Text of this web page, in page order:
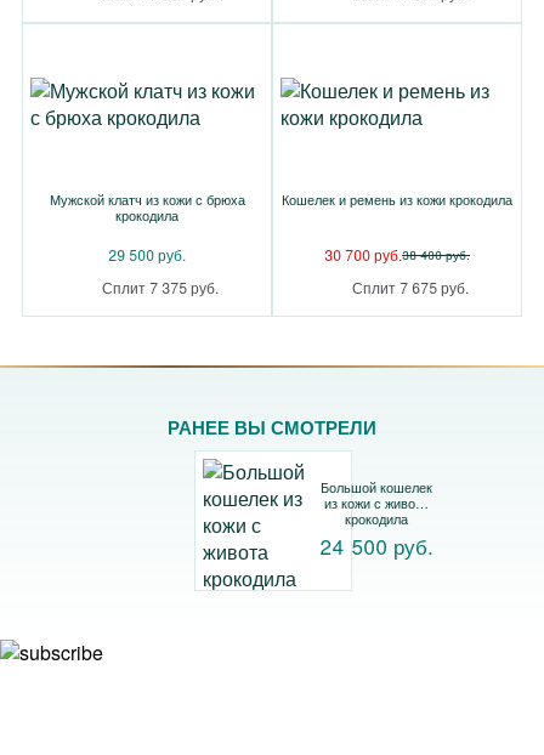
Мужской клатч из кожи с брюха
крокодила
29 500 руб.
Сплит 7 375 руб.
Кошелек и ремень из кожи крокодила
30 700 руб.38 400 руб.
Сплит 7 675 руб.
РАНЕЕ ВЫ СМОТРЕЛИ
Большой кошелек
из кожи с живота
крокодила
24 500 руб.